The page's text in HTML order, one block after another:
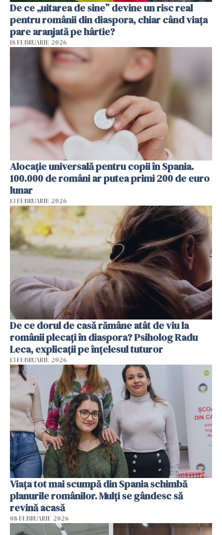
De ce „uitarea de sine” devine un risc real
pentru românii din diaspora, chiar când viața
pare aranjată pe hârtie?
18 FEBRUARIE 2026
Alocație universală pentru copii în Spania.
100.000 de români ar putea primi 200 de euro
lunar
13 FEBRUARIE 2026
De ce dorul de casă rămâne atât de viu la
românii plecați în diaspora? Psiholog Radu
Leca, explicații pe înțelesul tuturor
13 FEBRUARIE 2026
Viața tot mai scumpă din Spania schimbă
planurile românilor. Mulți se gândesc să
revină acasă
08 FEBRUARIE 2026